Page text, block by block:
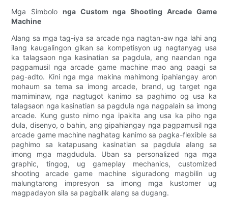
Mga Simbolo nga Custom nga Shooting Arcade Game
Machine
Alang sa mga tag-iya sa arcade nga nagtan-aw nga lahi ang
ilang kaugalingon gikan sa kompetisyon ug nagtanyag usa
ka talagsaon nga kasinatian sa pagdula, ang naandan nga
pagpamusil nga arcade game machine mao ang paagi sa
pag-adto. Kini nga mga makina mahimong ipahiangay aron
mohaum sa tema sa imong arcade, brand, ug target nga
mamiminaw, nga nagtugot kanimo sa paghimo og usa ka
talagsaon nga kasinatian sa pagdula nga nagpalain sa imong
arcade. Kung gusto nimo nga ipakita ang usa ka piho nga
dula, disenyo, o bahin, ang gipahiangay nga pagpamusil nga
arcade game machine naghatag kanimo sa pagka-flexible sa
paghimo sa katapusang kasinatian sa pagdula alang sa
imong mga magdudula. Uban sa personalized nga mga
graphic, tingog, ug gameplay mechanics, customized
shooting arcade game machine siguradong magbilin ug
malungtarong impresyon sa imong mga kustomer ug
magpadayon sila sa pagbalik alang sa dugang.